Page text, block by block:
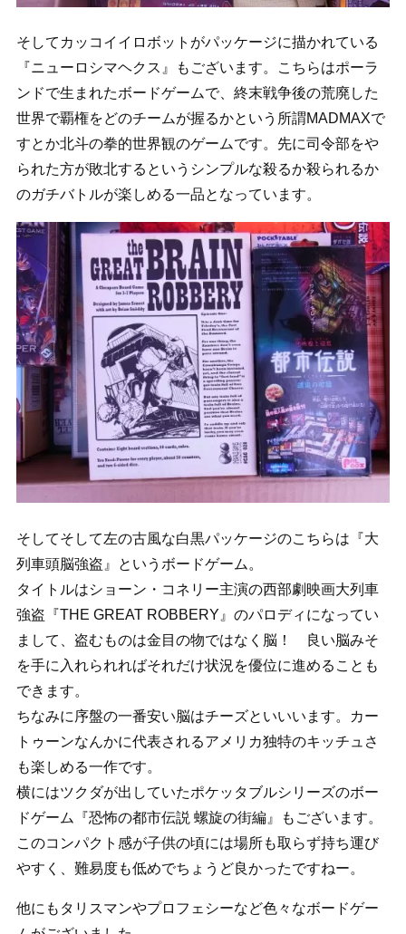
そしてカッコイイロボットがパッケージに描かれている
『ニューロシマヘクス』もございます。こちらはポーラ
ンドで生まれたボードゲームで、終末戦争後の荒廃した
世界で覇権をどのチームが握るかという所謂MADMAXで
すとか北斗の拳的世界観のゲームです。先に司令部をや
られた方が敗北するというシンプルな殺るか殺られるか
のガチバトルが楽しめる一品となっています。
そしてそして左の古風な白黒パッケージのこちらは『大
列車頭脳強盗』というボードゲーム。
タイトルはショーン・コネリー主演の西部劇映画大列車
強盗『THE GREAT ROBBERY』のパロディになってい
まして、盗むものは金目の物ではなく脳！ 良い脳みそ
を手に入れられればそれだけ状況を優位に進めることも
できます。
ちなみに序盤の一番安い脳はチーズといいいます。カー
トゥーンなんかに代表されるアメリカ独特のキッチュさ
も楽しめる一作です。
横にはツクダが出していたポケッタブルシリーズのボー
ドゲーム『恐怖の都市伝説 螺旋の街編』もございます。
このコンパクト感が子供の頃には場所も取らず持ち運び
やすく、難易度も低めでちょうど良かったですねー。
他にもタリスマンやプロフェシーなど色々なボードゲー